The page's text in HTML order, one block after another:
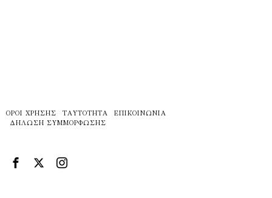
ΌΡΟΙ ΧΡΉΣΗΣ ΤΑΥΤΌΤΗΤΑ
ΕΠΙΚΟΙΝΩΝΊΑ
ΔΉΛΩΣΗ ΣΥΜΜΌΡΦΩΣΗΣ